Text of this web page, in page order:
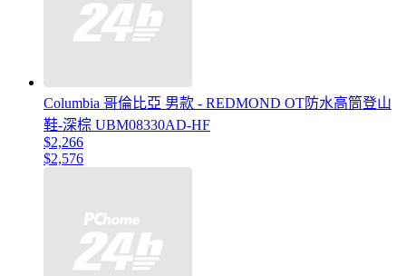
Columbia 哥倫比亞 男款 - REDMOND OT防水高筒登山
鞋-深棕 UBM08330AD-HF
$2,266
$2,576